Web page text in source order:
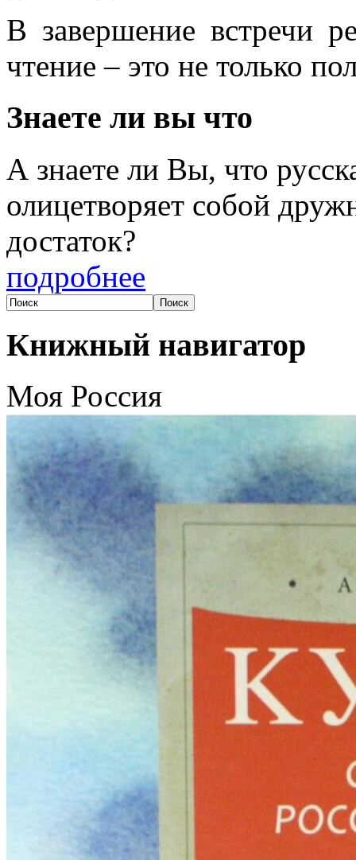
В завершение встречи
чтение – это не только
Знаете ли вы что
А знаете ли Вы, что
олицетворяет собой
достаток?
подробнее
Книжный навигатор
Моя Россия